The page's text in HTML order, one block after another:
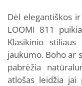
Dėl elegantiškos
LOOMI 811
Klasikinio
jaukumo. Boho ar
pabrėžia
atlošas leidžia jai